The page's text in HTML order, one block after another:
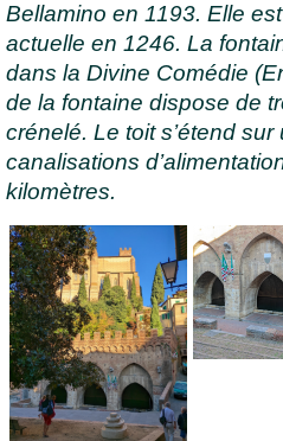
Bellamino en 1193. Elle
actuelle en 1246. La
dans la Divine Comédie
de la fontaine dispose de
crénelé. Le toit s’étend
canalisations
kilomètres.